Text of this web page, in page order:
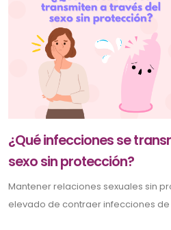
¿Qué infecciones se
sexo sin protección?
Mantener relaciones sexuales sin
elevado de contraer infecciones de